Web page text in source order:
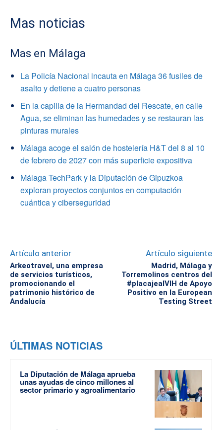
Mas noticias
Mas en Málaga
La Policía Nacional incauta en Málaga 36 fusiles de
asalto y detiene a cuatro personas
En la capilla de la Hermandad del Rescate, en calle
Agua, se eliminan las humedades y se restauran las
pinturas murales
Málaga acoge el salón de hostelería H&T del 8 al 10
de febrero de 2027 con más superficie expositiva
Málaga TechPark y la Diputación de Gipuzkoa
exploran proyectos conjuntos en computación
cuántica y ciberseguridad
Artículo anterior
Arkeotravel, una empresa
de servicios turísticos,
promocionando el
patrimonio histórico de
Andalucía
Artículo siguiente
Madrid, Málaga y
Torremolinos centros del
#placajealVIH de Apoyo
Positivo en la European
Testing Street
ÚLTIMAS NOTICIAS
La Diputación de Málaga aprueba
unas ayudas de cinco millones al
sector primario y agroalimentario